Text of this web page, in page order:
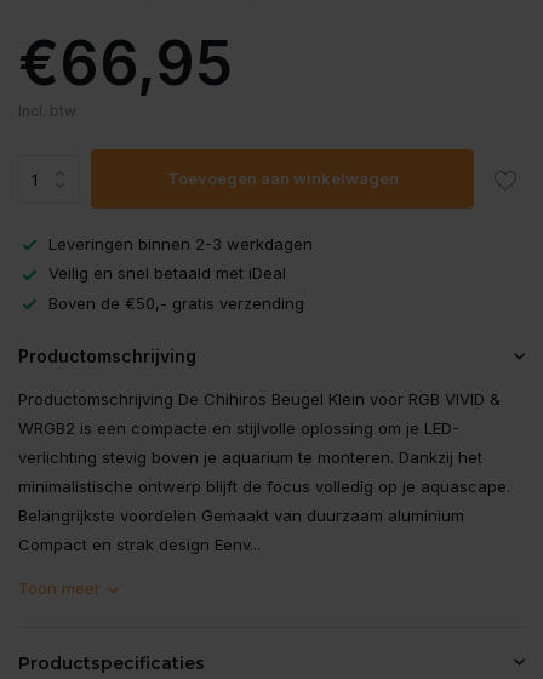
€66,95
Incl. btw
Toevoegen aan winkelwagen
Leveringen binnen 2-3 werkdagen
Veilig en snel betaald met iDeal
Boven de €50,- gratis verzending
Productomschrijving
Productomschrijving De Chihiros Beugel Klein voor RGB VIVID &
WRGB2 is een compacte en stijlvolle oplossing om je LED-
verlichting stevig boven je aquarium te monteren. Dankzij het
minimalistische ontwerp blijft de focus volledig op je aquascape.
Belangrijkste voordelen Gemaakt van duurzaam aluminium
Compact en strak design Eenv...
Toon meer
Productspecificaties